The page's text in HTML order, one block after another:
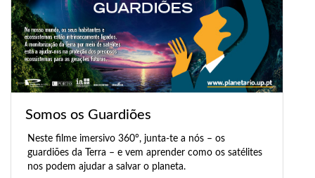
Somos os Guardiões
Neste filme imersivo 360°, junta-te a nós – os
guardiões da Terra – e vem aprender como os satélites
nos podem ajudar a salvar o planeta.